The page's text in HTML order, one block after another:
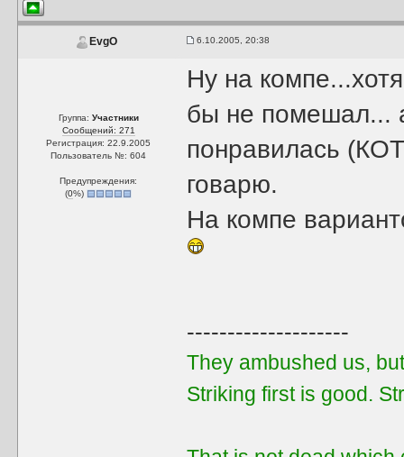
EvgO 6.10.2005, 20:38
Группа: Участники
Сообщений: 271
Регистрация: 22.9.2005
Пользователь №: 604
Предупреждения:
(0%)
Ну на
бы не помешал...
понравилась
говарю.
На компе
--------------------
They ambushed us,
Striking first is good.